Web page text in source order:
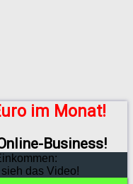
im Monat!
Business!
das Video!